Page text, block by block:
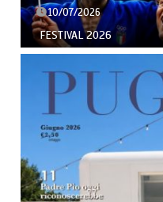
10/07/2026
FESTIVAL 2026